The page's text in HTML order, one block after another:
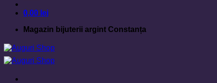
0,00 lei
Magazin bijuterii argint Constanța